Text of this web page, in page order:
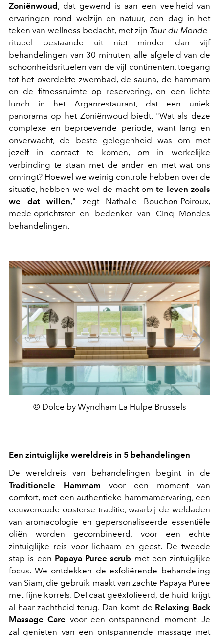
Zoniënwoud, dat gewend is aan een veelheid van
ervaringen rond welzijn en natuur, een dag in het
teken van wellness bedacht, met zijn Tour du Monde-
ritueel bestaande uit niet minder dan vijf
behandelingen van 30 minuten, alle afgeleid van de
schoonheidsrituelen van de vijf continenten, toegang
tot het overdekte zwembad, de sauna, de hammam
en de fitnessruimte op reservering, en een lichte
lunch in het Arganrestaurant, dat een uniek
panorama op het Zoniënwoud biedt. "Wat als deze
complexe en beproevende periode, want lang en
onverwacht, de beste gelegenheid was om met
jezelf in contact te komen, om in werkelijke
verbinding te staan met de ander en met wat ons
omringt? Hoewel we weinig controle hebben over de
situatie, hebben we wel de macht om te leven zoals
we dat willen," zegt Nathalie Bouchon-Poiroux,
mede-oprichtster en bedenker van Cinq Mondes
behandelingen.
© Dolce by Wyndham La Hulpe Brussels
Een zintuiglijke wereldreis in 5 behandelingen
De wereldreis van behandelingen begint in de
Traditionele Hammam voor een moment van
comfort, met een authentieke hammamervaring, een
eeuwenoude oosterse traditie, waarbij de weldaden
van aromacologie en gepersonaliseerde essentiële
oliën worden gecombineerd, voor een echte
zintuiglijke reis voor lichaam en geest. De tweede
stap is een Papaya Puree scrub met een zintuiglijke
focus. We ontdekken de exfoliërende behandeling
van Siam, die gebruik maakt van zachte Papaya Puree
met fijne korrels. Delicaat geëxfolieerd, de huid krijgt
al haar zachtheid terug. Dan komt de Relaxing Back
Massage Care voor een ontspannend moment. Je
zal genieten van een ontspannende massage met